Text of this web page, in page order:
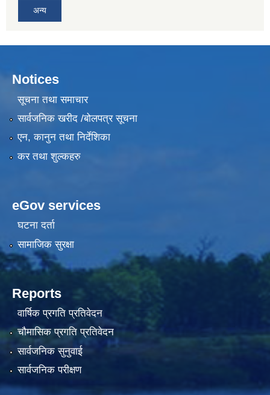
अन्य
Notices
सूचना तथा समाचार
सार्वजनिक खरीद /बोलपत्र सूचना
एन, कानुन तथा निर्देशिका
कर तथा शुल्कहरु
eGov services
घटना दर्ता
सामाजिक सुरक्षा
Reports
वार्षिक प्रगति प्रतिवेदन
चौमासिक प्रगति प्रतिवेदन
सार्वजनिक सुनुवाई
सार्वजनिक परीक्षण